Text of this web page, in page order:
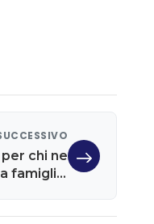
chi ne
famiglia,